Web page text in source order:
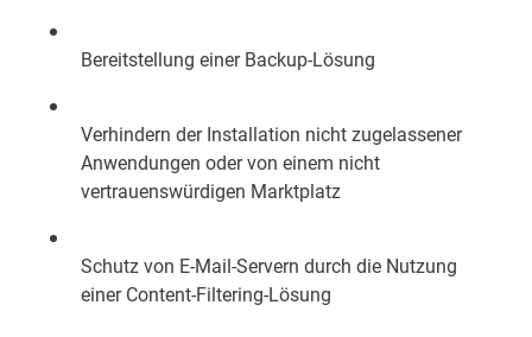
Bereitstellung einer Backup-Lösung
Verhindern der Installation nicht zugelassener
Anwendungen oder von einem nicht
vertrauenswürdigen Marktplatz
Schutz von E-Mail-Servern durch die Nutzung
einer Content-Filtering-Lösung